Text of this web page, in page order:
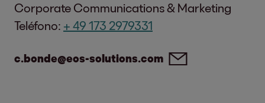
Corporate Communications & Marketing
Teléfono: + 49 173 2979331
c.bonde@eos-solutions.com